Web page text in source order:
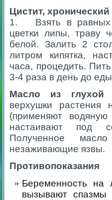
Цистит,
1. Взять в равных
цветки липы, траву
белой. Залить 2
литром кипятка,
часа, процедить.
3-4 раза в день до
Масло из глухой
верхушки растения
(применяют
настаивают под
Полученное
незаживающие язвы.
Противопоказания
Беременность на
вызывают спазмы